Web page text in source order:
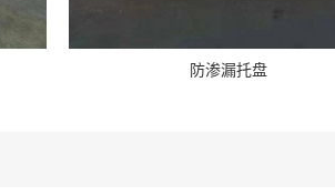
防渗漏托盘